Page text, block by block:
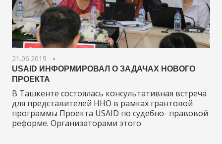
21.06.2019
USAID ИНФОРМИРОВАЛ О ЗАДАЧАХ НОВОГО
ПРОЕКТА
В Ташкенте состоялась консультативная встреча
для представителей ННО в рамках грантовой
программы Проекта USAID по судебно- правовой
реформе. Организаторами этого